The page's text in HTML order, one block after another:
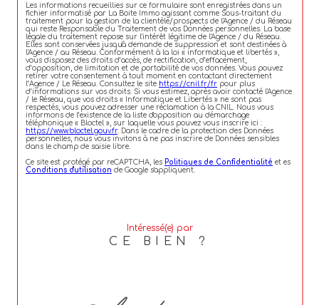
Les informations recueillies sur ce formulaire sont enregistrées dans un
fichier informatisé par La Boite Immo agissant comme Sous-traitant du
traitement pour la gestion de la clientèle/prospects de l'Agence / du Réseau
qui reste Responsable du Traitement de vos Données personnelles. La base
légale du traitement repose sur l'intérêt légitime de l'Agence / du Réseau.
Elles sont conservées jusqu'à demande de suppression et sont destinées à
l'Agence / au Réseau. Conformément à la loi « informatique et libertés »,
vous disposez des droits d’accès, de rectification, d’effacement,
d’opposition, de limitation et de portabilité de vos données. Vous pouvez
retirer votre consentement à tout moment en contactant directement
l’Agence / Le Réseau. Consultez le site https://cnil.fr/fr pour plus
d’informations sur vos droits. Si vous estimez, après avoir contacté l'Agence
/ le Réseau, que vos droits « Informatique et Libertés » ne sont pas
respectés, vous pouvez adresser une réclamation à la CNIL. Nous vous
informons de l’existence de la liste d'opposition au démarchage
téléphonique « Bloctel », sur laquelle vous pouvez vous inscrire ici :
https://www.bloctel.gouv.fr. Dans le cadre de la protection des Données
personnelles, nous vous invitons à ne pas inscrire de Données sensibles
dans le champ de saisie libre.
Ce site est protégé par reCAPTCHA, les Politiques de Confidentialité et es
Conditions d'utilisation de Google s'appliquent.
Intéressé(e) par
CE BIEN ?